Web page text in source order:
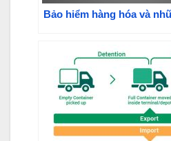
Bảo hiểm hàng hóa và